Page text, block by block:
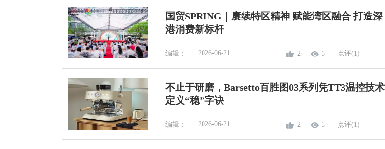
国贸SPRING｜赓续特区精神 赋能湾区融合 打造深
港消费新标杆
编辑： 2026-06-21 2 3 点评(1)
不止于研磨，Barsetto百胜图03系列凭TT3温控技术
定义“稳”字诀
编辑： 2026-06-21 2 3 点评(1)